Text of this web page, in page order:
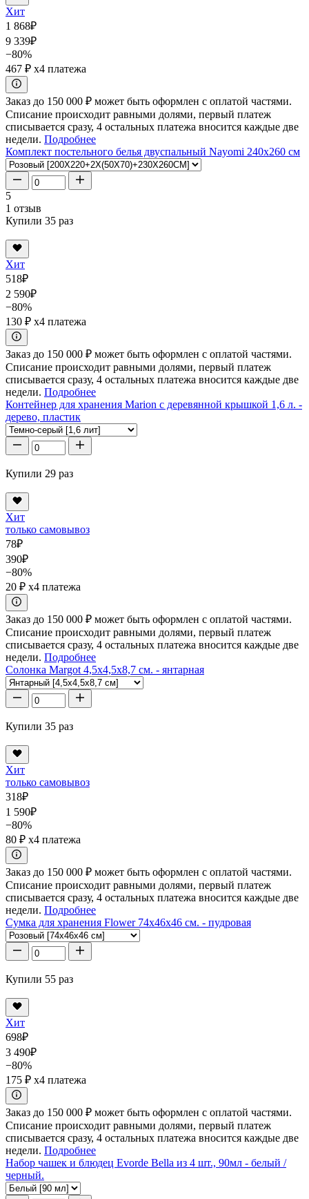
Хит
1 868₽
9 339₽
−80%
467 ₽ x4 платежа
Заказ до 150 000 ₽ может быть оформлен с оплатой частями.
Списание происходит равными долями, первый платеж
списывается сразу, 4 остальных платежа вносится каждые две
недели. Подробнее
Комплект постельного белья двуспальный Nayomi 240x260 см
5
1 отзыв
Купили 35 раз
Хит
518₽
2 590₽
−80%
130 ₽ x4 платежа
Заказ до 150 000 ₽ может быть оформлен с оплатой частями.
Списание происходит равными долями, первый платеж
списывается сразу, 4 остальных платежа вносится каждые две
недели. Подробнее
Контейнер для хранения Marion с деревянной крышкой 1,6 л. -
дерево, пластик
Купили 29 раз
Хит
только самовывоз
78₽
390₽
−80%
20 ₽ x4 платежа
Заказ до 150 000 ₽ может быть оформлен с оплатой частями.
Списание происходит равными долями, первый платеж
списывается сразу, 4 остальных платежа вносится каждые две
недели. Подробнее
Солонка Margot 4,5x4,5x8,7 см. - янтарная
Купили 35 раз
Хит
только самовывоз
318₽
1 590₽
−80%
80 ₽ x4 платежа
Заказ до 150 000 ₽ может быть оформлен с оплатой частями.
Списание происходит равными долями, первый платеж
списывается сразу, 4 остальных платежа вносится каждые две
недели. Подробнее
Сумка для хранения Flower 74x46x46 см. - пудровая
Купили 55 раз
Хит
698₽
3 490₽
−80%
175 ₽ x4 платежа
Заказ до 150 000 ₽ может быть оформлен с оплатой частями.
Списание происходит равными долями, первый платеж
списывается сразу, 4 остальных платежа вносится каждые две
недели. Подробнее
Набор чашек и блюдец Evorde Bella из 4 шт., 90мл - белый /
черный.